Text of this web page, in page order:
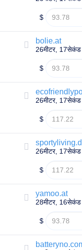
डोमेन
निवेश
गाइड
सामान्य
रीसेलर
प्रोग्राम
सहायता
प्रबंधक
अनुरोध
टिकट
$
bolie.at
26मीटर, 17सेकंड
$
26मीटर, 17सेकंड
$
26मीटर, 17सेकंड
$
yamoo.at
28मीटर, 16सेकंड
$